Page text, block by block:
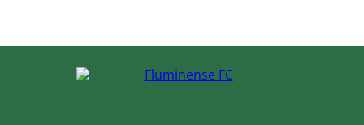
P - 102 - 106
M - 106 - 110
G - 110 - 114